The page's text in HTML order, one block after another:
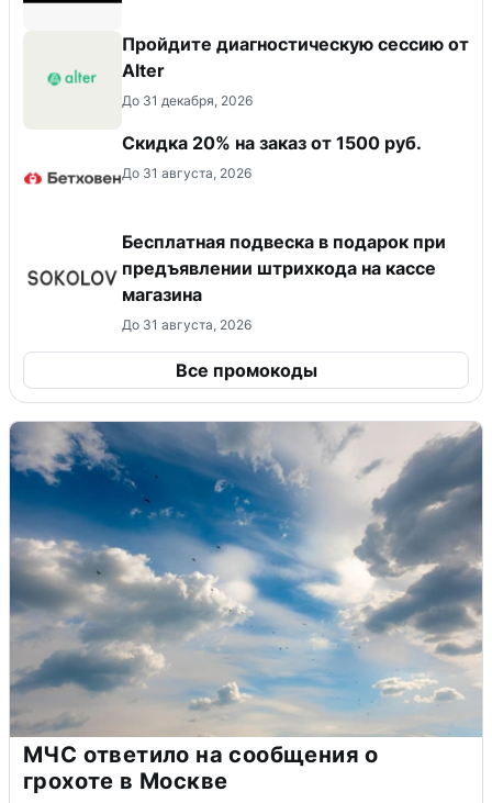
Пройдите диагностическую сессию от
Alter
До 31 декабря, 2026
Скидка 20% на заказ от 1500 руб.
До 31 августа, 2026
Бесплатная подвеска в подарок при
предъявлении штрихкода на кассе
магазина
До 31 августа, 2026
Все промокоды
МЧС ответило на сообщения о
грохоте в Москве